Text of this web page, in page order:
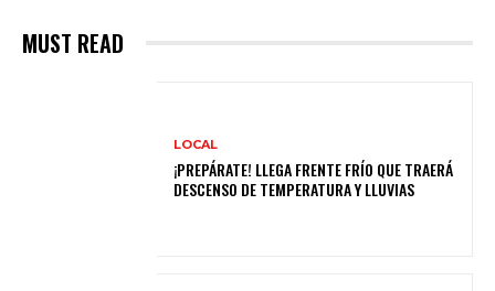
MUST READ
LOCAL
¡PREPÁRATE! LLEGA FRENTE FRÍO QUE TRAERÁ
DESCENSO DE TEMPERATURA Y LLUVIAS